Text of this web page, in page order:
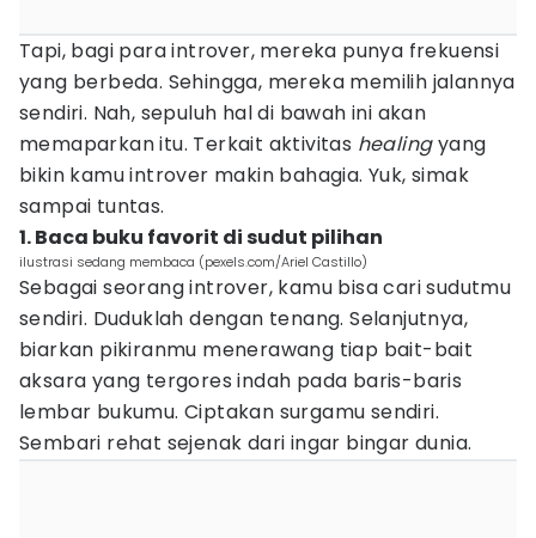
Tapi, bagi para introver, mereka punya frekuensi
yang berbeda. Sehingga, mereka memilih jalannya
sendiri. Nah, sepuluh hal di bawah ini akan
memaparkan itu. Terkait aktivitas healingyang
bikin kamu introver makin bahagia. Yuk, simak
sampai tuntas.
1. Baca buku favorit di sudut pilihan
ilustrasi sedang membaca (pexels.com/Ariel Castillo)
Sebagai seorang introver, kamu bisa cari sudutmu
sendiri. Duduklah dengan tenang. Selanjutnya,
biarkan pikiranmu menerawang tiap bait-bait
aksara yang tergores indah pada baris-baris
lembar bukumu. Ciptakan surgamu sendiri.
Sembari rehat sejenak dari ingar bingar dunia.